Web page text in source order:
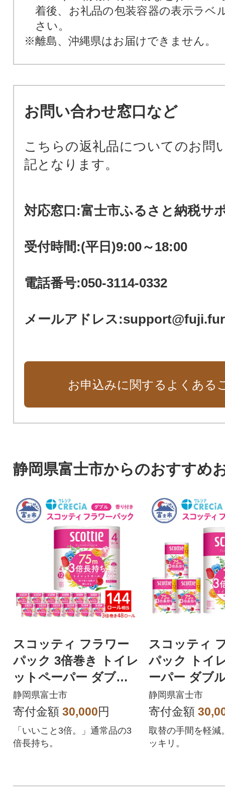
着後、お礼品の包装容器の表示ラベ
さい。
※離島、沖縄県はお届けできません。
お問い合わせ窓口など
こちらの返礼品についてのお問
記となります。
対応窓口:富士市ふるさと納税サ
受付時間:(平日)9:00～18:00
電話番号:050-3114-0332
メールアドレス
お申込みに関するよくある
静岡県富士市からのおすすめ
スコッティ フラワー
パック 3倍巻き トイレ
ットペーパー ダブル
日用品
静岡県富士市
寄付金額 30,000円
「いいこと3倍。」通常品の3
倍長持ち。
スコッティ
パック トイ
ーパー ダブ
静岡県富士市
寄付金額
取替の手間を軽減
ッキリ。